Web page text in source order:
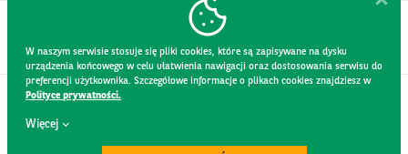
W naszym serwisie stosuje się pliki cookies, które są zapisywane na dysku
urządzenia końcowego w celu ułatwienia nawigacji oraz dostosowania serwisu do
preferencji użytkownika. Szczegółowe informacje o plikach cookies znajdziesz w
Polityce prywatności.
Więcej
KONTAKT
REGULAMIN STRONY
POLITYKA PRYWATNOŚCI